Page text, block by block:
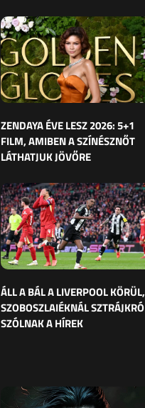
ZENDAYA ÉVE LESZ 2026: 5+1
FILM, AMIBEN A SZÍNÉSZNŐT
LÁTHATJUK JÖVŐRE
ÁLL A BÁL A LIVERPOOL KÖRÜL,
SZOBOSZLAIÉKNÁL
SZÓLNAK A HÍREK